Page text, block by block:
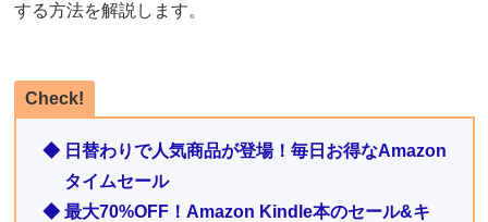
する方法を解説します。
Check!
◆ 日替わりで人気商品が登場！毎日お得なAmazon
タイムセール
◆ 最大70%OFF！Amazon Kindle本のセール&キ